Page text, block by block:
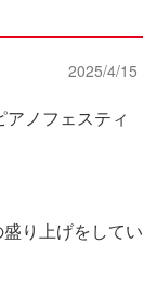
2025/4/15
ノフェスティ
り上げをしてい